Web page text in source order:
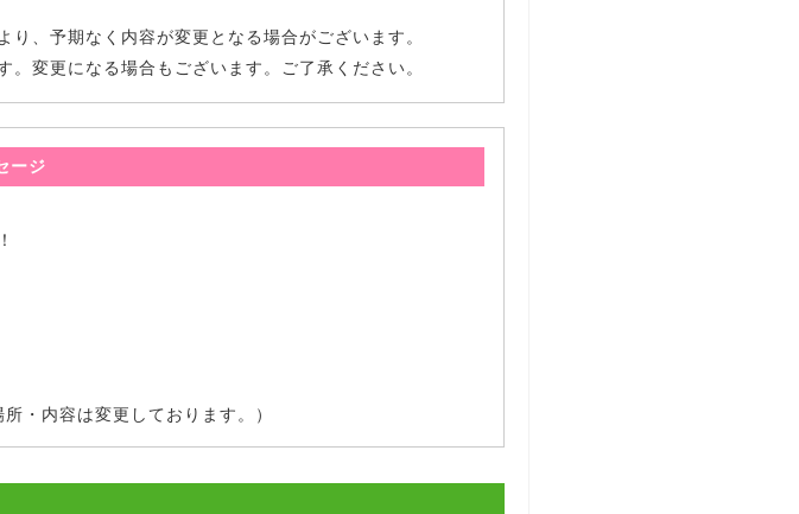
、予期なく内容が変更となる場合がございます。
変更になる場合もございます。ご了承ください。
ージ
・内容は変更しております。）